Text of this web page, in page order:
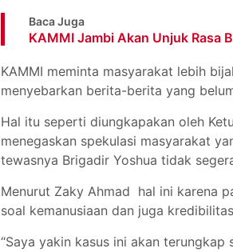
Baca Juga
KAMMI Jambi Akan Unjuk Rasa
KAMMI meminta masyarakat lebih
menyebarkan berita-berita yang
Hal itu seperti diungkapakan oleh
menegaskan spekulasi masyarakat
tewasnya Brigadir Yoshua tidak
Menurut Zaky Ahmad hal ini karena
soal kemanusiaan dan juga
“Saya yakin kasus ini akan